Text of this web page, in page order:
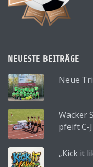
NEUESTE BEITRÄGE
Neue
Wacker
pfeift C-
„Kick it